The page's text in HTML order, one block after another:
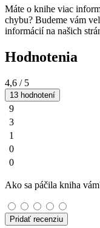
Máte o knihe viac
chybu? Budeme vám
informácií na našich
Hodnotenia
4,6 / 5
13 hodnotení
9
3
1
0
0
Ako sa páčila kniha
Pridať recenziu